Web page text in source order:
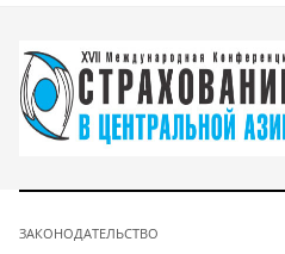
ЗАКОНОДАТЕЛЬСТВО